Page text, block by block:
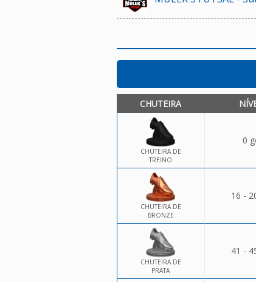
CHUTEIRA
CHUTEIRA DE
TREINO
0
CHUTEIRA DE
BRONZE
16 -
CHUTEIRA DE
PRATA
41 -